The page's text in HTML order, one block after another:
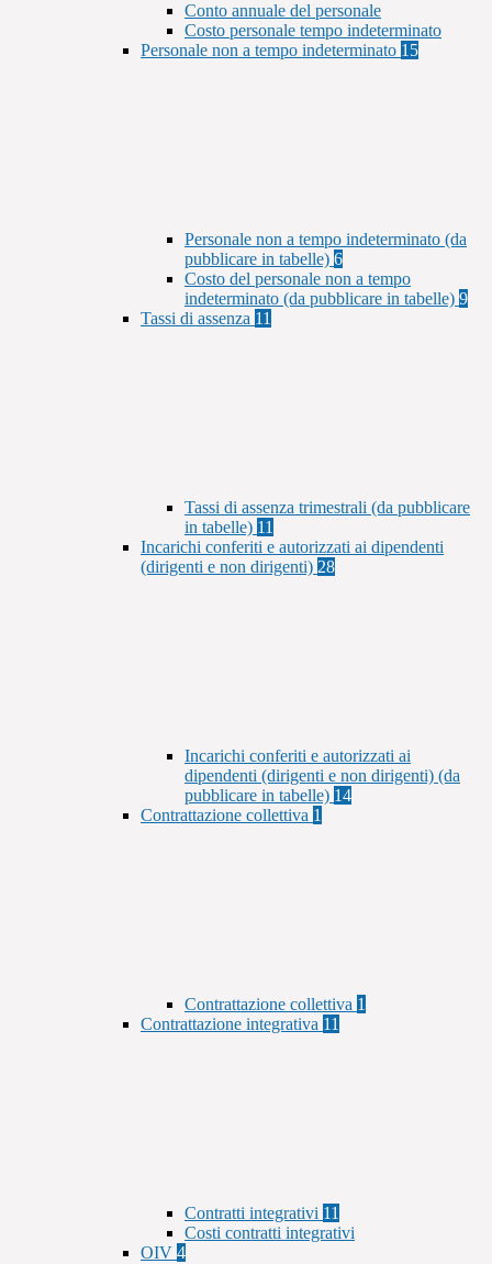
Conto annuale del personale
Costo personale tempo indeterminato
Personale non a tempo indeterminato 15
Personale non a tempo indeterminato (da
pubblicare in tabelle) 6
Costo del personale non a tempo
indeterminato (da pubblicare in tabelle) 9
Tassi di assenza 11
Tassi di assenza trimestrali (da pubblicare
in tabelle) 11
Incarichi conferiti e autorizzati ai dipendenti
(dirigenti e non dirigenti) 28
Incarichi conferiti e autorizzati ai
dipendenti (dirigenti e non dirigenti) (da
pubblicare in tabelle) 14
Contrattazione collettiva 1
Contrattazione collettiva 1
Contrattazione integrativa 11
Contratti integrativi 11
Costi contratti integrativi
OIV 4